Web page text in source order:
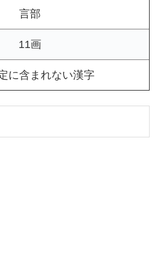
言部
11画
に含まれない漢字